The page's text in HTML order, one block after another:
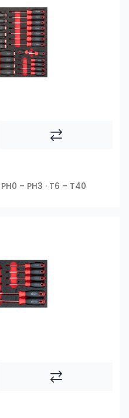
– PH3 · T6 – T40